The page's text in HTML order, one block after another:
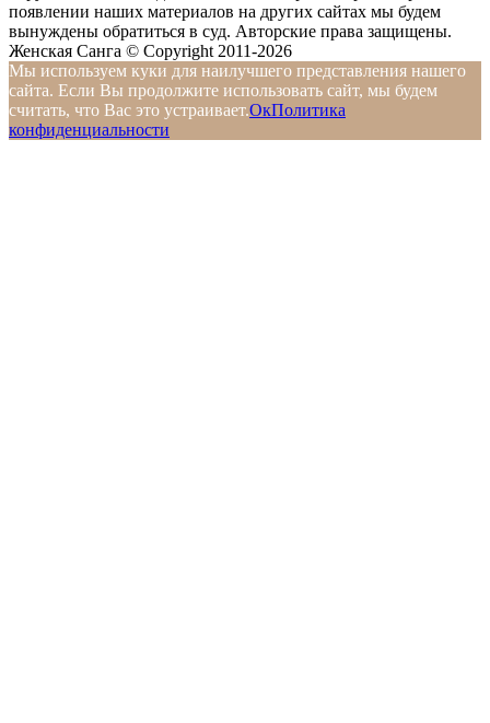
появлении наших материалов на других сайтах мы будем
вынуждены обратиться в суд. Авторские права защищены.
Женская Санга © Copyright 2011-2026
Мы используем куки для наилучшего представления нашего
сайта. Если Вы продолжите использовать сайт, мы будем
считать, что Вас это устраивает.ОкПолитика
конфиденциальности